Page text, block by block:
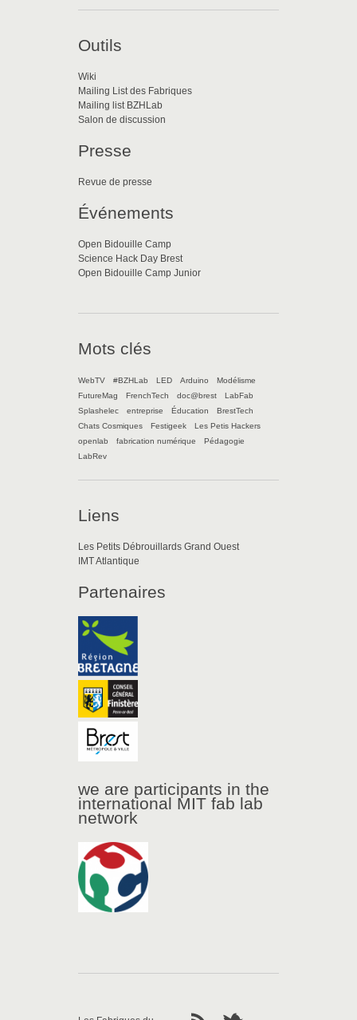
Outils
Wiki
Mailing List des Fabriques
Mailing list BZHLab
Salon de discussion
Presse
Revue de presse
Événements
Open Bidouille Camp
Science Hack Day Brest
Open Bidouille Camp Junior
Mots clés
WebTV #BZHLab LED Arduino
Modélisme
FutureMag
FrenchTech doc@brest
LabFab
Splashelec
entreprise Éducation
BrestTech
Chats Cosmiques
Festigeek
Les Petis Hackers
openlab
fabrication numérique
Pédagogie
LabRev
Liens
Les Petits Débrouillards Grand Ouest
IMT Atlantique
Partenaires
we are participants in the
international MIT fab lab
network